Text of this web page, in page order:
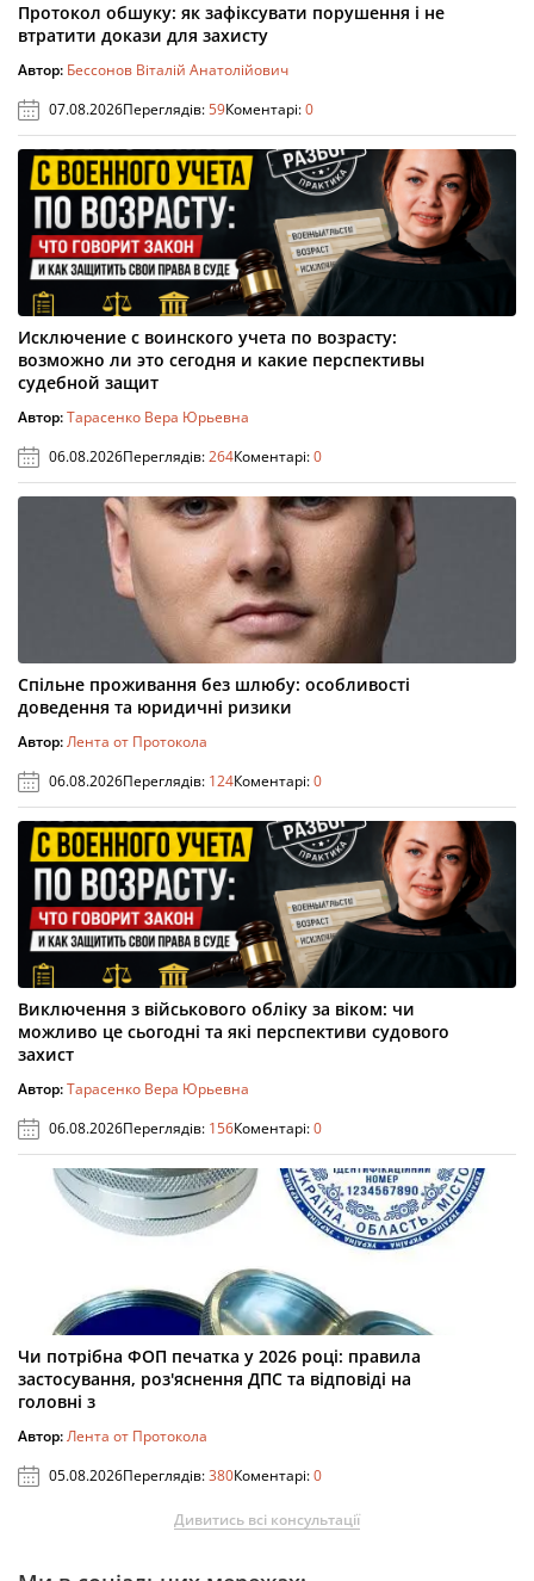
Протокол обшуку: як зафіксувати порушення і не
втратити докази для захисту
Автор: Бессонов Віталій Анатолійович
07.08.2026Переглядів:59Коментарі:0
Исключение с воинского учета по возрасту:
возможно ли это сегодня и какие перспективы
судебной защит
Автор:Тарасенко Вера Юрьевна
06.08.2026Переглядів:264Коментарі:0
Спільне проживання без шлюбу: особливості
доведення та юридичні ризики
Автор:Лента от Протокола
06.08.2026Переглядів: 124Коментарі:0
Виключення з військового обліку за віком: чи
можливо це сьогодні та які перспективи судового
захист
Автор:Тарасенко Вера Юрьевна
06.08.2026Переглядів: 156Коментарі:0
Чи потрібна ФОП печатка у 2026 році: правила
застосування, роз'яснення ДПС та відповіді на
головні з
Автор:Лента от Протокола
05.08.2026Переглядів:380Коментарі:0
Дивитись всі консультації